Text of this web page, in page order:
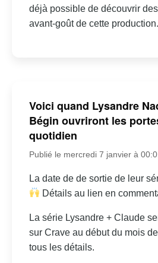
déjà possible de découvrir
avant-goût de cette production.
Voici quand Lysandre
Bégin ouvriront les
quotidien
Publié le mercredi 7 janvier à
La date de de sortie de leur
Détails au lien en
La série Lysandre + Claude
sur Crave au début du mois
tous les détails.